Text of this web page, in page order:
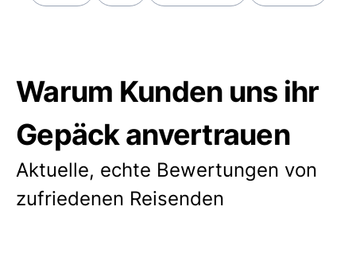
Warum Kunden uns ihr
Gepäck anvertrauen
Aktuelle, echte Bewertungen von
zufriedenen Reisenden